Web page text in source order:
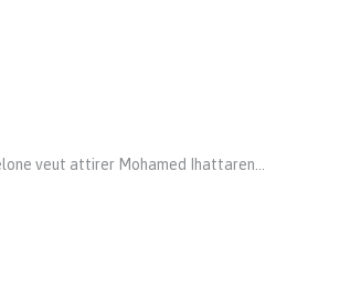
veut attirer Mohamed Ihattaren…